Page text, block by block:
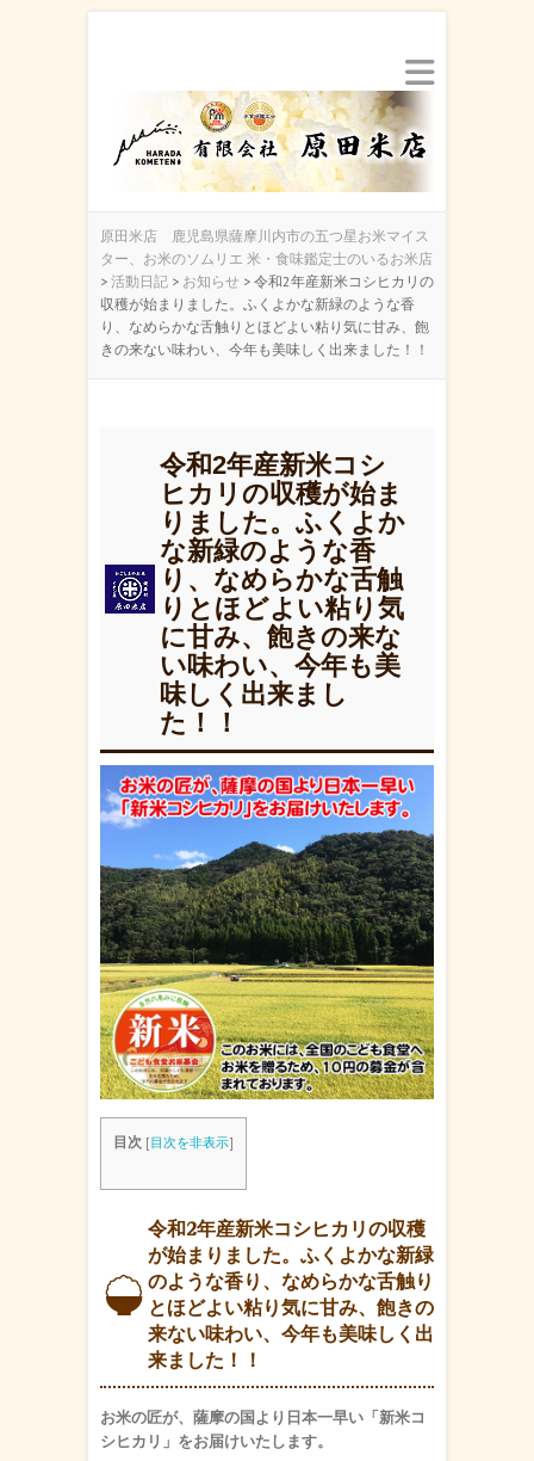
原田米店 鹿児島県薩摩川内市の五つ星お米マイス
ター、お米のソムリエ 米・食味鑑定士のいるお米店
> 活動日記 > お知らせ > 令和2年産新米コシヒカリの
収穫が始まりました。ふくよかな新緑のような香
り、なめらかな舌触りとほどよい粘り気に甘み、飽
きの来ない味わい、今年も美味しく出来ました！！
令和2年産新米コシ
ヒカリの収穫が始ま
りました。ふくよか
な新緑のような香
り、なめらかな舌触
りとほどよい粘り気
に甘み、飽きの来な
い味わい、今年も美
味しく出来まし
た！！
目次 [目次を非表示]
令和2年産新米コシヒカリの収穫
が始まりました。ふくよかな新緑
のような香り、なめらかな舌触り
とほどよい粘り気に甘み、飽きの
来ない味わい、今年も美味しく出
来ました！！
お米の匠が、薩摩の国より日本一早い「新米コ
シヒカリ」をお届けいたします。